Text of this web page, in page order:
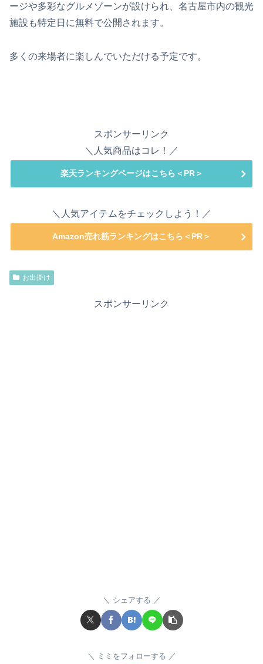
ージや多彩なグルメゾーンが設けられ、名古屋市内の観光
施設も特定日に無料で公開されます。
多くの来場者に楽しんでいただける予定です。
スポンサーリンク
＼人気商品はコレ！／
楽天ランキングページはこちら＜PR＞
＼人気アイテムをチェックしよう！／
Amazon売れ筋ランキングはこちら＜PR＞
お出掛け
スポンサーリンク
シェアする
ミミをフォローする